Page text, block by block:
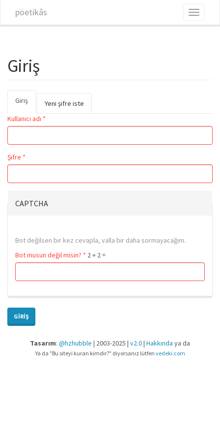
pöetikâs
Toggle
Giriş
Birincil sekmeler
Giriş
Yeni şifre iste
Kullanıcı adı *
Şifre *
CAPTCHA
Bot değilsen bir kez cevapla, valla bir daha sormayacağım.
Bot musun değil misin? * 2 + 2 =
GIRIŞ
Tasarım: @hzhubble | 2003-2025 | v2.0| Hakkında ya da
Ya da "Bu siteyi kuran kimdir?" diyorsanız lütfen vedeki.com